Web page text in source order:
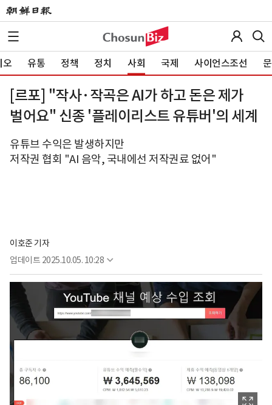
오 유통 정책 정치 사회 국제 사이언스조선
[르포] "작사·작곡은 AI가 하고 돈은 제가
벌어요" 신종 '플레이리스트 유튜버'의 세계
유튜브 수익은 발생하지만
저작권 협회 "AI 음악, 국내에선 저작권료 없어"
이호준 기자
업데이트 2025.10.05. 10:28